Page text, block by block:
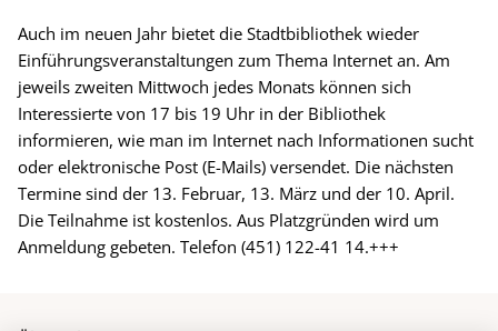
Auch im neuen Jahr bietet die Stadtbibliothek wieder
Einführungsveranstaltungen zum Thema Internet an. Am
jeweils zweiten Mittwoch jedes Monats können sich
Interessierte von 17 bis 19 Uhr in der Bibliothek
informieren, wie man im Internet nach Informationen sucht
oder elektronische Post (E-Mails) versendet. Die nächsten
Termine sind der 13. Februar, 13. März und der 10. April.
Die Teilnahme ist kostenlos. Aus Platzgründen wird um
Anmeldung gebeten. Telefon (451) 122-41 14.+++